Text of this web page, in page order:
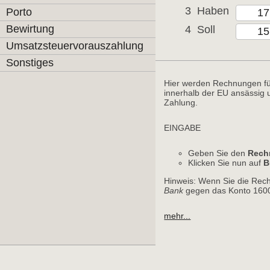
Porto
Bewirtung
Umsatzsteuervorauszahlung
Sonstiges
3 Haben
4 Soll
Hier werden Rechnungen
innerhalb der EU ansässig
Zahlung.
EINGABE
Geben Sie den
Klicken Sie nun auf
Hinweis: Wenn Sie die
Bankgegen das Konto
mehr...